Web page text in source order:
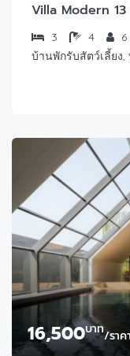
Villa Modern
3 4
6
บ้านพักรับสัตว์เลี้ย
16,500บาท/ราค